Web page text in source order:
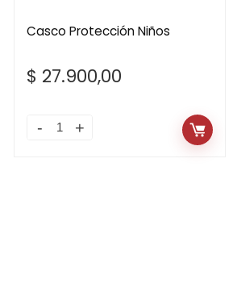
Casco Protección Niños
$ 27.900,00
Casco